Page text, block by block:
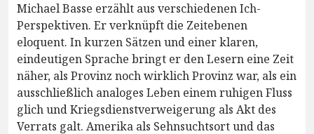
Michael Basse erzählt aus verschiedenen Ich-
Perspektiven. Er verknüpft die Zeitebenen
eloquent. In kurzen Sätzen und einer klaren,
eindeutigen Sprache bringt er den Lesern eine Zeit
näher, als Provinz noch wirklich Provinz war, als ein
ausschließlich analoges Leben einem ruhigen Fluss
glich und Kriegsdienstverweigerung als Akt des
Verrats galt. Amerika als Sehnsuchtsort und das